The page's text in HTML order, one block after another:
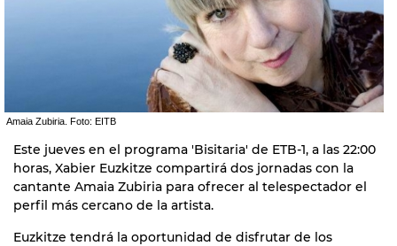
Amaia Zubiria. Foto: EITB
Este jueves en el programa 'Bisitaria' de ETB-1, a las 22:00
horas, Xabier Euzkitze compartirá dos jornadas con la
cantante Amaia Zubiria para ofrecer al telespectador el
perfil más cercano de la artista.
Euzkitze tendrá la oportunidad de disfrutar de los